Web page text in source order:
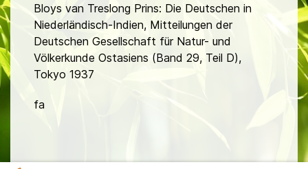
Bloys van Treslong Prins: Die Deutschen in
Niederländisch-Indien, Mitteilungen der
Deutschen Gesellschaft für Natur- und
Völkerkunde Ostasiens (Band 29, Teil D),
Tokyo 1937
fa